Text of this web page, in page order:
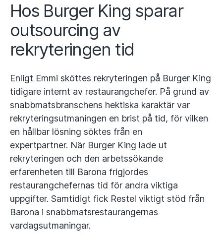
Hos Burger King sparar
outsourcing av
rekryteringen tid
Enligt Emmi sköttes rekryteringen på Burger King
tidigare internt av restaurangchefer. På grund av
snabbmatsbranschens hektiska karaktär var
rekryteringsutmaningen en brist på tid, för vilken
en hållbar lösning söktes från en
expertpartner. När Burger King lade ut
rekryteringen och den arbetssökande
erfarenheten till Barona frigjordes
restaurangchefernas tid för andra viktiga
uppgifter. Samtidigt fick Restel viktigt stöd från
Barona i snabbmatsrestaurangernas
vardagsutmaningar.